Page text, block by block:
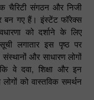
संगठन और निजी
बन गए हैं। इंस्टेंट फॉरेक्स
को दर्शाने के लिए
लगातार इस पृष्ठ पर
और साधारण लोगों
वे दवा, शिक्षा और इन
को वास्तविक समर्थन